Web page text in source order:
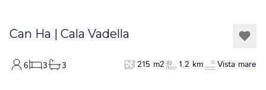
Can Ha | Cala Vadella
6 3 3 215 m2 1.2 km Vista mare